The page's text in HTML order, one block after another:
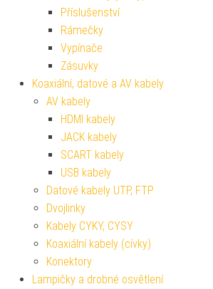
Příslušenství
Rámečky
Vypínače
Zásuvky
Koaxiální, datové a AV kabely
AV kabely
HDMI kabely
JACK kabely
SCART kabely
USB kabely
Datové kabely UTP, FTP
Dvojlinky
Kabely CYKY, CYSY
Koaxiální kabely (cívky)
Konektory
Lampičky a drobné osvětlení